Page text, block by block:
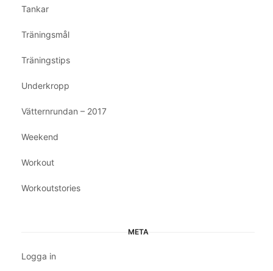
Tankar
Träningsmål
Träningstips
Underkropp
Vätternrundan – 2017
Weekend
Workout
Workoutstories
META
Logga in